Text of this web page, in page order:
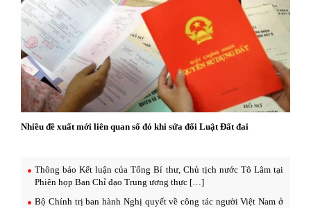
Nhiều đề xuất mới liên quan sổ đỏ khi sửa đổi Luật Đất đai
Thông báo Kết luận của Tổng Bí thư, Chủ tịch nước Tô Lâm tại
Phiên họp Ban Chỉ đạo Trung ương thực […]
Bộ Chính trị ban hành Nghị quyết về công tác người Việt Nam ở